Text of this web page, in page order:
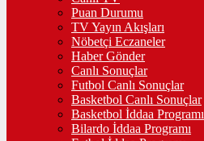
Puan Durumu
TV Yayın Akışları
Nöbetçi Eczaneler
Haber Gönder
Canlı Sonuçlar
Futbol Canlı Sonuçlar
Basketbol Canlı Sonuçlar
Basketbol İddaa Programı
Bilardo İddaa Programı